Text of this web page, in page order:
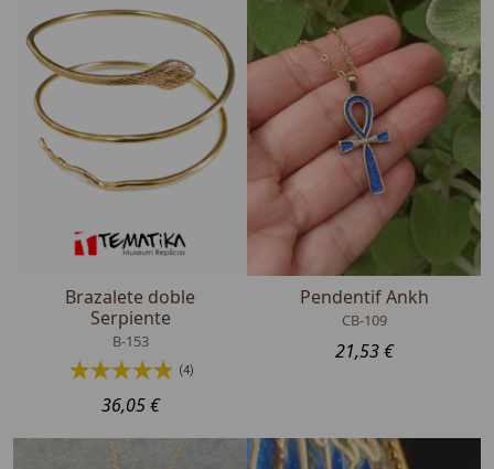
Brazalete doble
Serpiente
B-153
(4)
36,05 €
Pendentif Ankh
CB-109
21,53 €